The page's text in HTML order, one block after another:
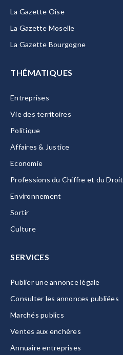
La Gazette Oise
La Gazette Moselle
La Gazette Bourgogne
THÉMATIQUES
Entreprises
Vie des territoires
Politique
Affaires & Justice
Economie
Professions du Chiffre et du Droit
Environnement
Sortir
Culture
SERVICES
Publier une annonce légale
Consulter les annonces publiées
Marchés publics
Ventes aux enchères
Annuaire entreprises